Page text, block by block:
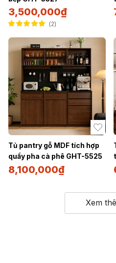
3,500,000₫
5.005 sao
2
Tủ pantry gỗ MDF tích hợp
quầy pha cà phê GHT-5525
8,100,000₫
Xem